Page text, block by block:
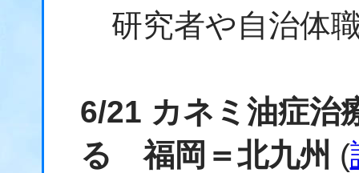
研究者や自治体
6/21 カネミ油症
る 福岡＝北九州 (